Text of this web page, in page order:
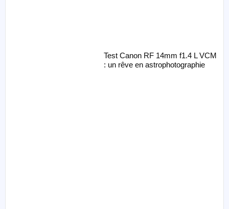
Test Canon RF 14mm f1.4 L VCM
: un rêve en astrophotographie